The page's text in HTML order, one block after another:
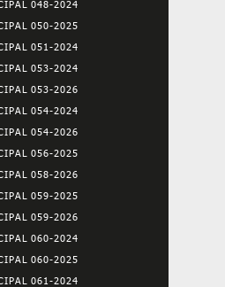
048-2024
050-2025
051-2024
053-2024
053-2026
054-2024
054-2026
056-2025
058-2026
059-2025
059-2026
060-2024
060-2025
061-2024